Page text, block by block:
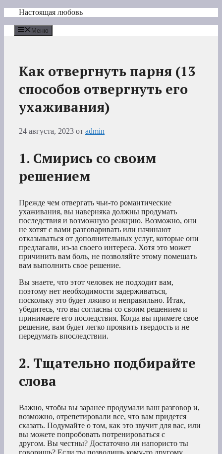
Перейти
содержимому
Настоящая любовь
Меню
Как отвергнуть парня (13
способов отвергнуть его
ухаживания)
24 августа, 2023 от admin
1. Смирись со своим
решением
Прежде чем отвергать чьи-то романтические
ухаживания, вы наверняка должны продумать
последствия и возможную реакцию. Возможно, они
не хотят с вами разговаривать или начинают
отказываться от дополнительных услуг, которые они
предлагали, из-за своего интереса. Хотя это может
причинить вам боль, не позволяйте этому помешать
вам выполнить свое решение.
Вы знаете, что этот человек не подходит вам,
поэтому нет необходимости задерживаться,
поскольку это будет лживо и неправильно. Итак,
убедитесь, что вы согласны со своим решением и
принимаете его последствия. Когда вы примете свое
решение, вам будет легко проявить твердость и не
передумать впоследствии.
2. Тщательно подбирайте
слова
Важно, чтобы вы заранее продумали ваш разговор и,
возможно, отрепетировали все, что вам придется
сказать. Подумайте о том, как это звучит для вас, или
вы можете попробовать потренироваться с
другом. Вы честны? Достаточно ли напористо ты